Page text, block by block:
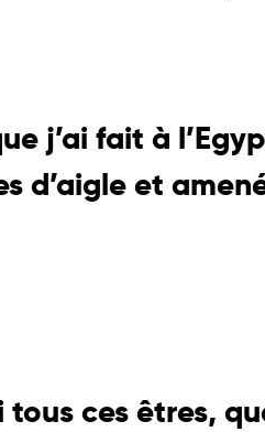
j’ai fait à
d’aigle et
ces êtres,